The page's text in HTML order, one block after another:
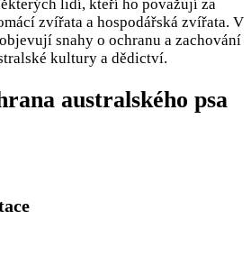
lidí, kteří ho považují za
zvířata a hospodářská zvířata. V
snahy o ochranu a zachování
kultury a dědictví.
australského psa